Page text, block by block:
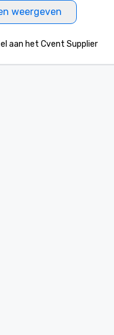
weergeven
aan het Cvent Supplier